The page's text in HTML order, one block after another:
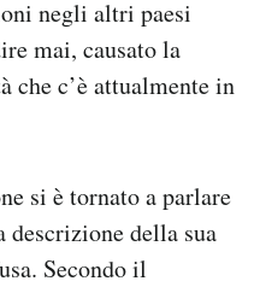
negli altri paesi
mai, causato la
che c’è attualmente in
si è tornato a parlare
descrizione della sua
Secondo il